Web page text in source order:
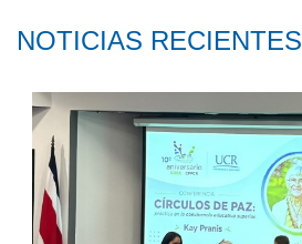
NOTICIAS RECIENTES